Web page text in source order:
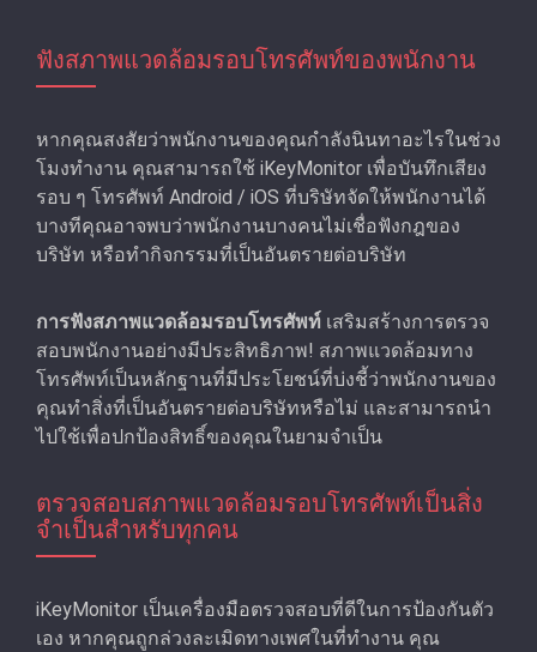
ฟังสภาพแวดล้อมรอบโทรศัพท์ของพนักงาน
หากคุณสงสัยว่าพนักงานของคุณกําลังนินทาอะไรในช่วง
โมงทำงาน คุณสามารถใช้ iKeyMonitor เพื่อบันทึกเสียง
รอบ ๆ โทรศัพท์ Android / iOS ที่บริษัทจัดให้พนักงานได้
บางทีคุณอาจพบว่าพนักงานบางคนไม่เชื่อฟังกฎของ
บริษัท หรือทํากิจกรรมที่เป็นอันตรายต่อบริษัท
การฟังสภาพแวดล้อมรอบโทรศัพท์ เสริมสร้างการตรวจ
สอบพนักงานอย่างมีประสิทธิภาพ! สภาพแวดล้อมทาง
โทรศัพท์เป็นหลักฐานที่มีประโยชน์ที่บ่งชี้ว่าพนักงานของ
คุณทําสิ่งที่เป็นอันตรายต่อบริษัทหรือไม่ และสามารถนำ
ไปใช้เพื่อปกป้องสิทธิ์ของคุณในยามจําเป็น
ตรวจสอบสภาพแวดล้อมรอบโทรศัพท์เป็นสิ่ง
จําเป็นสําหรับทุกคน
iKeyMonitor เป็นเครื่องมือตรวจสอบที่ดีในการป้องกันตัว
เอง หากคุณถูกล่วงละเมิดทางเพศในที่ทํางาน คุณ